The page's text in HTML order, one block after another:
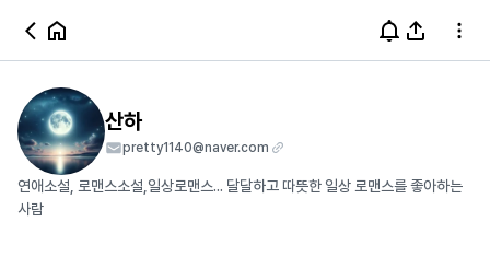
산하
pretty1140@naver.com
연애소설, 로맨스소설,일상로맨스... 달달하고 따뜻한 일상 로맨스를 좋아하는
사람